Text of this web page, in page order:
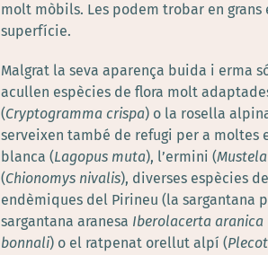
molt mòbils. Les podem trobar en
superfície.
Malgrat la seva aparença buida i erma
acullen espècies de flora molt
(Cryptogramma crispa) o la rosella
serveixen també de refugi per a moltes
blanca (Lagopus muta), l’ermini (
(Chionomys nivalis), diverses espècies
endèmiques del Pirineu (la sargantana
sargantana aranesa Iberolacerta aranica
bonnali) o el ratpenat orellut alpí (